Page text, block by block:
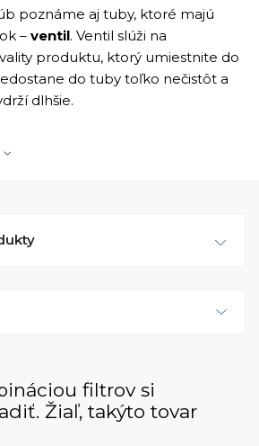
poznáme aj tuby, ktoré majú
– ventil. Ventil slúži na
produktu, ktorý umiestnite do
do tuby toľko nečistôt a
dlhšie.
tuby – plníte
aj bez neho) sú odolné voči
voči vode a iným
vzduchu. Správne uzatvorená
filtrov si
Žiaľ, takýto tovar